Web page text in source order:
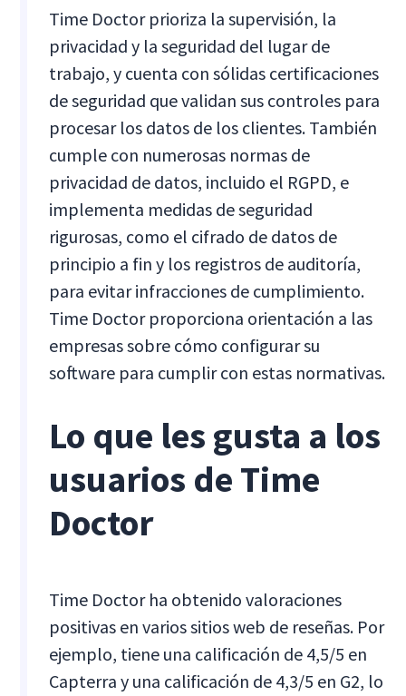
Time Doctor prioriza la supervisión, la
privacidad y la seguridad del lugar de
trabajo, y cuenta con sólidas certificaciones
de seguridad que validan sus controles para
procesar los datos de los clientes. También
cumple con numerosas normas de
privacidad de datos, incluido el RGPD, e
implementa medidas de seguridad
rigurosas, como el cifrado de datos de
principio a fin y los registros de auditoría,
para evitar infracciones de cumplimiento.
Time Doctor proporciona orientación a las
empresas sobre cómo configurar su
software para cumplir con estas normativas.
Lo que les gusta a los
usuarios de Time
Doctor
Time Doctor ha obtenido valoraciones
positivas en varios sitios web de reseñas. Por
ejemplo, tiene una calificación de 4,5/5 en
Capterra y una calificación de 4,3/5 en G2, lo